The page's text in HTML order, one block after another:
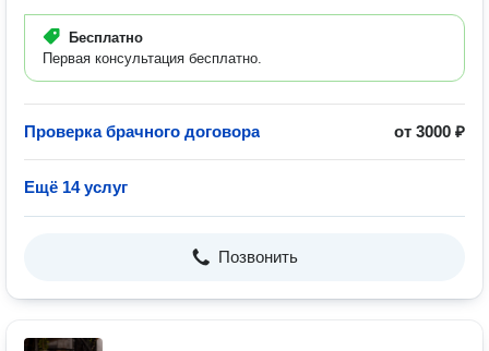
Бесплатно
Первая консультация бесплатно.
Проверка брачного договора от 3000 ₽
Ещё 14 услуг
Позвонить